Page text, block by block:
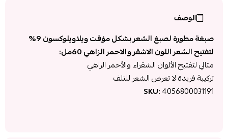
الوصف
صبغة مطورة لصبغ الشعر بشكل مؤقت ويلاويلوكسون 9%
لتفتيح الشعر اللون الاشقر والاحمر الزاهي 60مل:
مثالي لتفتيح الألوان الشقراء والأحمر الزاهي
تركيبة فريدة لا تعرض الشعر للتلف
SKU:4056800031191